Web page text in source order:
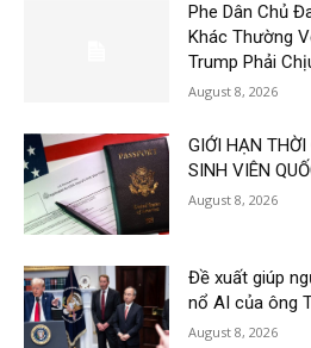
Phe Dân Chủ
Khác Thường
Trump Phải
August 8, 2026
GIỚI HẠN
SINH VIÊN
August 8, 2026
Đề xuất giúp
nổ AI của ông
August 8, 2026